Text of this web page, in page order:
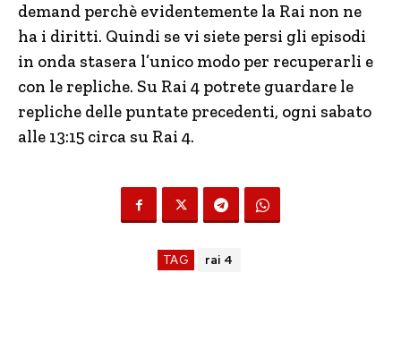
demand perchè evidentemente la Rai non ne
ha i diritti. Quindi se vi siete persi gli episodi
in onda stasera l’unico modo per recuperarli e
con le repliche. Su Rai 4 potrete guardare le
repliche delle puntate precedenti, ogni sabato
alle 13:15 circa su Rai 4.
TAG rai 4